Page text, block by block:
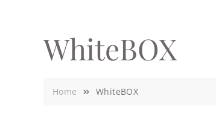
WhiteBOX
Home WhiteBOX